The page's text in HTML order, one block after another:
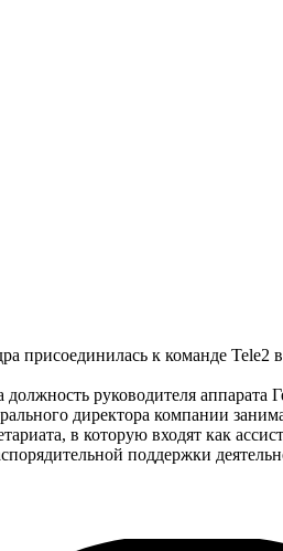
присоединилась к команде Tele2
руководителя
директора компании
в которую входят как
поддержки